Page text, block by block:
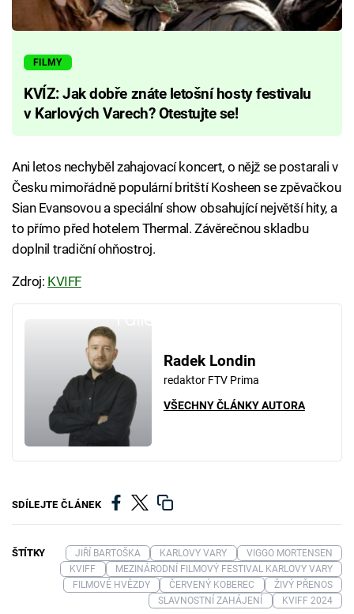
FILMY
KVÍZ: Jak dobře znáte letošní hosty festivalu
v Karlových Varech? Otestujte se!
Ani letos nechyběl zahajovací koncert, o nějž se postarali v
Česku mimořádně populární britští Kosheen se zpěvačkou
Sian Evansovou a speciální show obsahující největší hity, a
to přímo před hotelem Thermal. Závěrečnou skladbu
doplnil tradiční ohňostroj.
Zdroj: KVIFF
Radek Londin
redaktor FTV Prima
VŠECHNY ČLÁNKY AUTORA
SDÍLEJTE ČLÁNEK
ŠTÍTKY JIŘÍ BARTOŠKA KARLOVY VARY
VIGGO MORTENSEN
KVIFF
MEZINÁRODNÍ FILMOVÝ FESTIVAL KARLOVY VARY
FILMOVÉ HVĚZDY
ČERVENÝ KOBEREC
ŽIVÝ PŘENOS
SLAVNOSTNÍ ZAHÁJENÍ
KVIFF 2024